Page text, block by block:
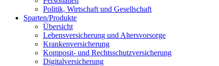
Politik, Wirtschaft und Gesellschaft
Sparten/Produkte
Übersicht
Lebensversicherung und Altersvorsorge
Krankenversicherung
Komposit- und Rechtsschutzversicherung
Digitalversicherung